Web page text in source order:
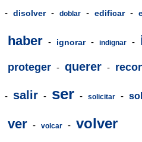
- disolver - doblar - edificar -
haber - ignorar - indignar -
proteger - querer -
- salir - ser - solicitar -
ver - volcar - volver